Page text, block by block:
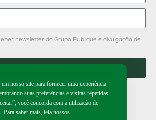
newsletter do Grupo Publique e divulgação de
nosso site para fornecer uma experiência
suas preferências e visitas repetidas.
você concorda com a utilização de
Para saber mais, leia nossos